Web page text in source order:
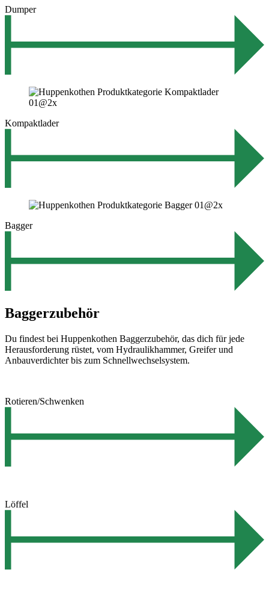
Dumper
Kompaktlader
Bagger
Baggerzubehör
Du findest bei Huppenkothen Baggerzubehör, das dich für jede
Herausforderung rüstet, vom Hydraulikhammer, Greifer und
Anbauverdichter bis zum Schnellwechselsystem.
Rotieren/Schwenken
Löffel